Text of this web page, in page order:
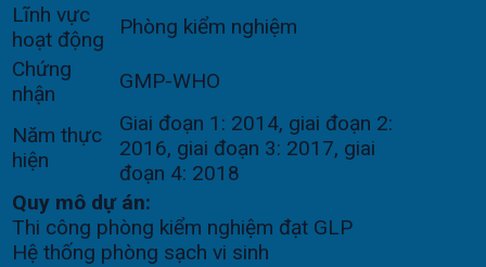
Lĩnh vực
hoạt động
Phòng kiểm nghiệm
Chứng
nhận
GMP-WHO
Năm thực
hiện
Giai đoạn 1: 2014, giai đoạn 2:
2016, giai đoạn 3: 2017, giai
đoạn 4: 2018
Quy mô dự án:
Thi công phòng kiểm nghiệm đạt GLP
Hệ thống phòng sạch vi sinh